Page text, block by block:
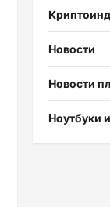
Новости
Новости
Ноутбуки